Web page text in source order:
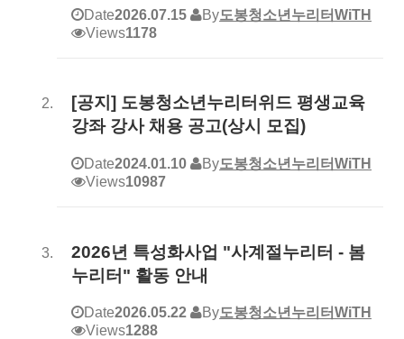
Date2026.07.15 By도봉청소년누리터WiTH
Views1178
[공지] 도봉청소년누리터위드 평생교육
강좌 강사 채용 공고(상시 모집)
Date2024.01.10 By도봉청소년누리터WiTH
Views10987
2026년 특성화사업 "사계절누리터 - 봄
누리터" 활동 안내
Date2026.05.22 By도봉청소년누리터WiTH
Views1288